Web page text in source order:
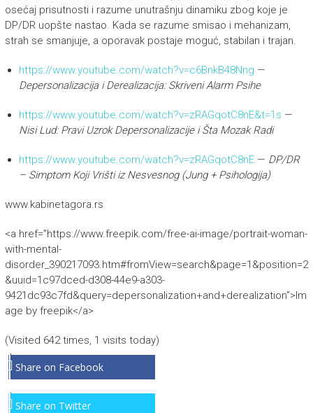
osećaj prisutnosti i razume unutrašnju dinamiku zbog koje je
DP/DR uopšte nastao. Kada se razume smisao i mehanizam,
strah se smanjuje, a oporavak postaje moguć, stabilan i trajan.
https://www.youtube.com/watch?v=c6BnkB48Nng —
Depersonalizacija i Derealizacija: Skriveni Alarm Psihe
https://www.youtube.com/watch?v=zRAGqotC8nE&t=1s —
Nisi Lud: Pravi Uzrok Depersonalizacije i Šta Mozak Radi
https://www.youtube.com/watch?v=zRAGqotC8nE— DP/DR
– Simptom Koji Vrišti iz Nesvesnog (Jung + Psihologija)
www.kabinetagora.rs
<a href=”https://www.freepik.com/free-ai-image/portrait-woman-
with-mental-
disorder_390217093.htm#fromView=search&page=1&position=2
&uuid=1c97dced-d308-44e9-a303-
9421dc93c7fd&query=depersonalization+and+derealization”>Im
age by freepik</a>
(Visited 642 times, 1 visits today)
Share on Facebook
Share on Twitter